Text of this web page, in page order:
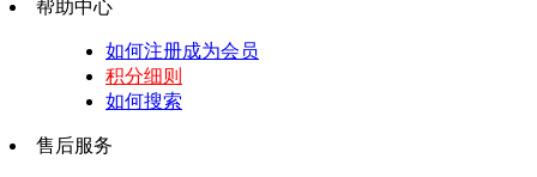
帮助中心
如何注册成为会员
积分细则
如何搜索
售后服务